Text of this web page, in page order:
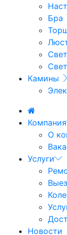
Бра
Камины
Компания
О
Услуги
Новости